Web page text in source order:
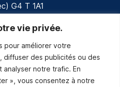
vie privée.
pour améliorer votre
diffuser des publicités ou des
analyser notre trafic. En
», vous consentez à notre
G4 T 1A1
pour toutes urgences.